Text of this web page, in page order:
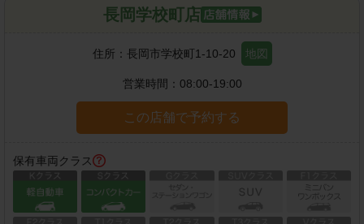
長岡学校町店
住所： 長岡市学校町1-10-20 地図
営業時間： 08:00-19:00
この店舗で予約する
保有車両クラス